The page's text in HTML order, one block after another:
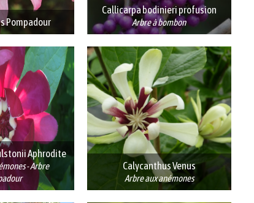
Pompadour
Callicarpa bodinieri profusion
Arbre à bombon
Aphrodite
- Arbre
Calycanthus Venus
Arbre aux anémones